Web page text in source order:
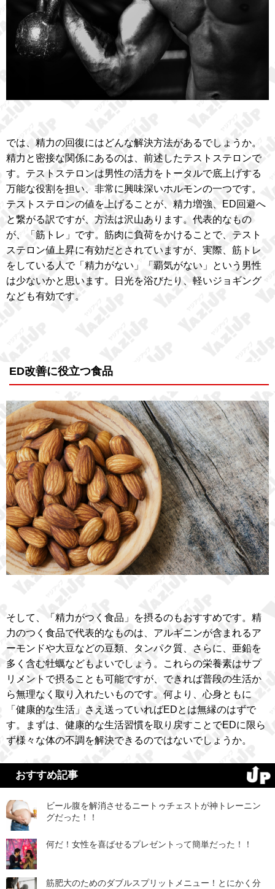
では、精力の回復にはどんな解決方法があるでしょうか。
精力と密接な関係にあるのは、前述したテストステロンで
す。テストステロンは男性の活力をトータルで底上げする
万能な役割を担い、非常に興味深いホルモンの一つです。
テストステロンの値を上げることが、精力増強、ED回避へ
と繋がる訳ですが、方法は沢山あります。代表的なもの
が、「筋トレ」です。筋肉に負荷をかけることで、テスト
ステロン値上昇に有効だとされていますが、実際、筋トレ
をしている人で「精力がない」「覇気がない」という男性
は少ないかと思います。日光を浴びたり、軽いジョギング
なども有効です。
ED改善に役立つ食品
そして、「精力がつく食品」を摂るのもおすすめです。精
力のつく食品で代表的なものは、アルギニンが含まれるア
ーモンドや大豆などの豆類、タンパク質、さらに、亜鉛を
多く含む牡蠣などもよいでしょう。これらの栄養素はサプ
リメントで摂ることも可能ですが、できれば普段の生活か
ら無理なく取り入れたいものです。何より、心身ともに
「健康的な生活」さえ送っていればEDとは無縁のはずで
す。まずは、健康的な生活習慣を取り戻すことでEDに限ら
ず様々な体の不調を解決できるのではないでしょうか。
おすすめ記事
ビール腹を解消させるニートゥチェストが神トレーニン
グだった！！
何だ！女性を喜ばせるプレゼントって簡単だった！！
筋肥大のためのダブルスプリットメニュー！とにかく分